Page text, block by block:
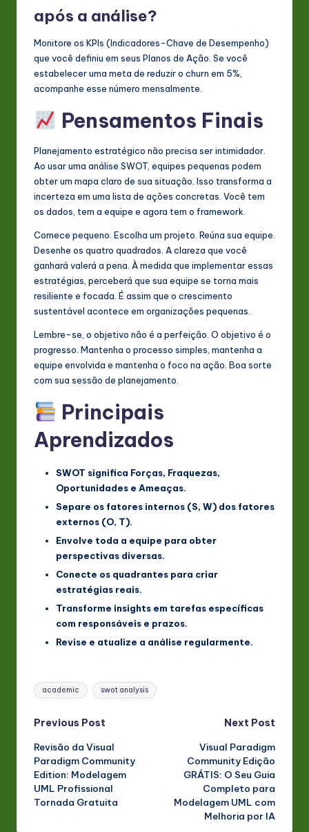
após a análise?
Monitore os KPIs (Indicadores-Chave de Desempenho)
que você definiu em seus Planos de Ação. Se você
estabelecer uma meta de reduzir o churn em 5%,
acompanhe esse número mensalmente.
Pensamentos Finais
Planejamento estratégico não precisa ser intimidador.
Ao usar uma análise SWOT, equipes pequenas podem
obter um mapa claro de sua situação. Isso transforma a
incerteza em uma lista de ações concretas. Você tem
os dados, tem a equipe e agora tem o framework.
Comece pequeno. Escolha um projeto. Reúna sua equipe.
Desenhe os quatro quadrados. A clareza que você
ganhará valerá a pena. À medida que implementar essas
estratégias, perceberá que sua equipe se torna mais
resiliente e focada. É assim que o crescimento
sustentável acontece em organizações pequenas.
Lembre-se, o objetivo não é a perfeição. O objetivo é o
progresso. Mantenha o processo simples, mantenha a
equipe envolvida e mantenha o foco na ação. Boa sorte
com sua sessão de planejamento.
Principais
Aprendizados
SWOT significa Forças, Fraquezas,
Oportunidades e Ameaças.
Separe os fatores internos (S, W) dos fatores
externos (O, T).
Envolve toda a equipe para obter
perspectivas diversas.
Conecte os quadrantes para criar
estratégias reais.
Transforme insights em tarefas específicas
com responsáveis e prazos.
Revise e atualize a análise regularmente.
Tags:
academic swot analysis
Post
navigation
Previous Post
Revisão da Visual
Paradigm Community
Edition: Modelagem
UML Profissional
Tornada Gratuita
Next Post
Visual Paradigm
Community Edição
GRÁTIS: O Seu Guia
Completo para
Modelagem UML com
Melhoria por IA